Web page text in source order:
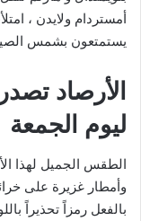
أمستردام ولايدن ،
يستمتعون بشمس
الأرصاد
ليوم الجمعة
الطقس الجميل لهذا
بالفعل رمزاً تحذيراً